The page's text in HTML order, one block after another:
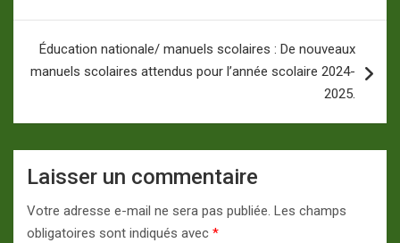
Éducation nationale/ manuels scolaires : De nouveaux
manuels scolaires attendus pour l’année scolaire 2024-
2025.
Laisser un commentaire
Votre adresse e-mail ne sera pas publiée. Les champs
obligatoires sont indiqués avec *